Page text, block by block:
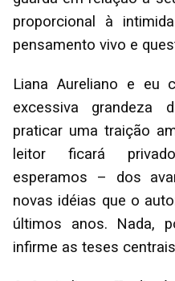
proporcional à
pensamento vivo e
Liana Aureliano e eu
excessiva grandeza
praticar uma traição
leitor ficará
esperamos – dos
novas idéias que o
últimos anos. Nada,
infirme as teses